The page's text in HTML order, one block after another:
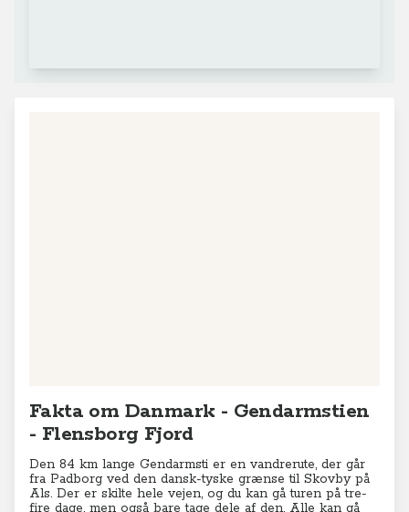
Fakta om Danmark - Gendarmstien
- Flensborg Fjord
Den 84 km lange Gendarmsti er en vandrerute, der går
fra Padborg ved den dansk-tyske grænse til Skovby på
Als. Der er skilte hele vejen, og du kan gå turen på tre-
fire dage, men også bare tage dele af den. Alle kan gå